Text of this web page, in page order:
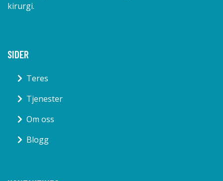
kirurgi.
SIDER
Teres
Tjenester
Om oss
Blogg